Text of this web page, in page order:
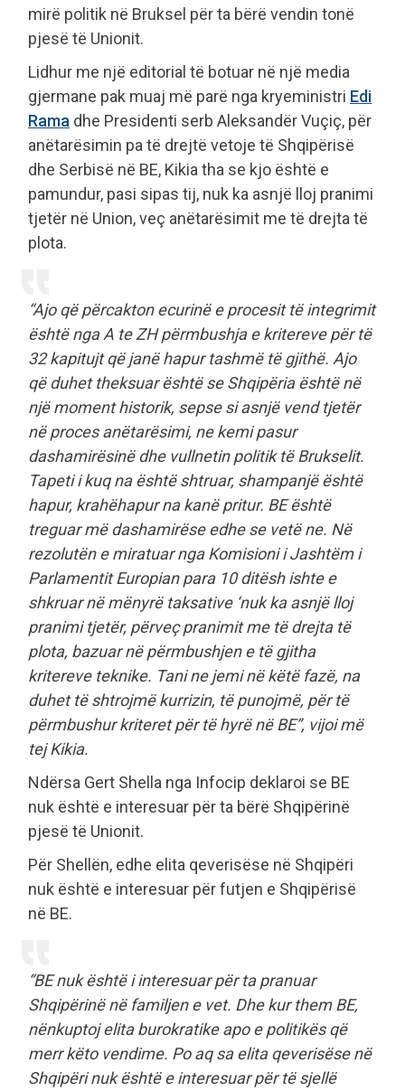
mirë politik në Bruksel për ta bërë vendin tonë
pjesë të Unionit.
Lidhur me një editorial të botuar në një media
gjermane pak muaj më parë nga kryeministri Edi
Rama dhe Presidenti serb Aleksandër Vuçiç, për
anëtarësimin pa të drejtë vetoje të Shqipërisë
dhe Serbisë në BE, Kikia tha se kjo është e
pamundur, pasi sipas tij, nuk ka asnjë lloj pranimi
tjetër në Union, veç anëtarësimit me të drejta të
plota.
“Ajo që përcakton ecurinë e procesit të integrimit
është nga A te ZH përmbushja e kritereve për të
32 kapitujt që janë hapur tashmë të gjithë. Ajo
që duhet theksuar është se Shqipëria është në
një moment historik, sepse si asnjë vend tjetër
në proces anëtarësimi, ne kemi pasur
dashamirësinë dhe vullnetin politik të Brukselit.
Tapeti i kuq na është shtruar, shampanjë është
hapur, krahëhapur na kanë pritur. BE është
treguar më dashamirëse edhe se vetë ne. Në
rezolutën e miratuar nga Komisioni i Jashtëm i
Parlamentit Europian para 10 ditësh ishte e
shkruar në mënyrë taksative ‘nuk ka asnjë lloj
pranimi tjetër, përveç pranimit me të drejta të
plota, bazuar në përmbushjen e të gjitha
kritereve teknike. Tani ne jemi në këtë fazë, na
duhet të shtrojmë kurrizin, të punojmë, për të
përmbushur kriteret për të hyrë në BE”, vijoi më
tej Kikia.
Ndërsa Gert Shella nga Infocip deklaroi se BE
nuk është e interesuar për ta bërë Shqipërinë
pjesë të Unionit.
Për Shellën, edhe elita qeverisëse në Shqipëri
nuk është e interesuar për futjen e Shqipërisë
në BE.
“BE nuk është i interesuar për ta pranuar
Shqipërinë në familjen e vet. Dhe kur them BE,
nënkuptoj elita burokratike apo e politikës që
merr këto vendime. Po aq sa elita qeverisëse në
Shqipëri nuk është e interesuar për të sjellë